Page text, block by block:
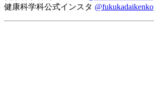
健康科学科公式インスタ @fukukadaikenko